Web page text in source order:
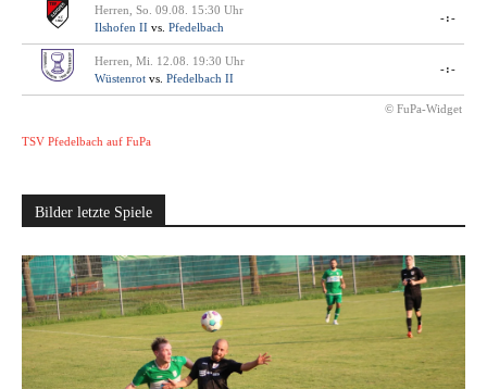
Herren, So. 09.08. 15:30 Uhr
Ilshofen II vs. Pfedelbach
-:-
Herren, Mi. 12.08. 19:30 Uhr
Wüstenrot vs. Pfedelbach II
-:-
© FuPa-Widget
TSV Pfedelbach auf FuPa
Bilder letzte Spiele